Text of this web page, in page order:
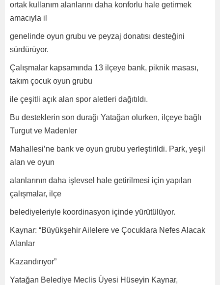
ortak kullanım alanlarını daha konforlu hale getirmek
amacıyla il
genelinde oyun grubu ve peyzaj donatısı desteğini
sürdürüyor.
Çalışmalar kapsamında 13 ilçeye bank, piknik masası,
takım çocuk oyun grubu
ile çeşitli açık alan spor aletleri dağıtıldı.
Bu desteklerin son durağı Yatağan olurken, ilçeye bağlı
Turgut ve Madenler
Mahallesi’ne bank ve oyun grubu yerleştirildi. Park, yeşil
alan ve oyun
alanlarının daha işlevsel hale getirilmesi için yapılan
çalışmalar, ilçe
belediyeleriyle koordinasyon içinde yürütülüyor.
Kaynar: “Büyükşehir Ailelere ve Çocuklara Nefes Alacak
Alanlar
Kazandırıyor”
Yatağan Belediye Meclis Üyesi Hüseyin Kaynar,